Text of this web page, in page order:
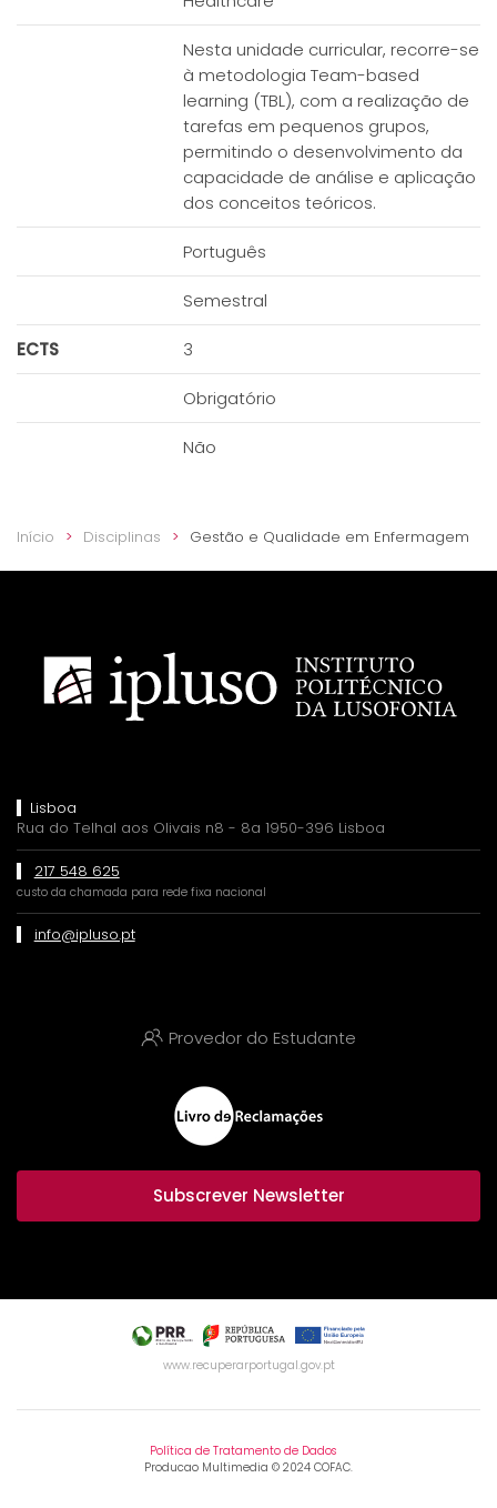
Nesta unidade curricular, recorre-se
à metodologia Team-based
learning (TBL), com a realização de
tarefas em pequenos grupos,
permitindo o desenvolvimento da
capacidade de análise e aplicação
dos conceitos teóricos.
Português
Semestral
ECTS 3
Obrigatório
Não
Início Disciplinas Gestão e Qualidade em Enfermagem
Lisboa
Rua do Telhal aos Olivais n8 - 8a 1950-396 Lisboa
217 548 625
custo da chamada para rede fixa nacional
info@ipluso.pt
Provedor do Estudante
Subscrever Newsletter
www.recuperarportugal.gov.pt
Política de Tratamento de Dados
Producao Multimedia © 2024 COFAC.